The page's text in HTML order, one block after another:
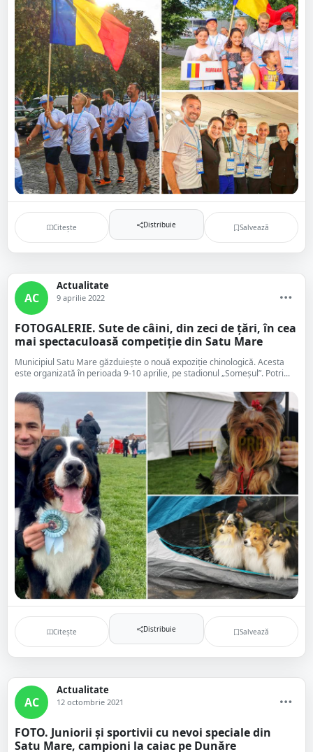
Citește Distribuie Salvează
AC
Actualitate
9 aprilie 2022
FOTOGALERIE. Sute de câini, din zeci de țări, în cea
mai spectaculoasă competiție din Satu Mare
Municipiul Satu Mare găzduiește o nouă expoziție chinologică. Acesta
este organizată în perioada 9-10 aprilie, pe stadionul „Someșul”. Potri...
Citește Distribuie Salvează
AC
Actualitate
12 octombrie 2021
FOTO. Juniorii și sportivii cu nevoi speciale din
Satu Mare, campioni la caiac pe Dunăre